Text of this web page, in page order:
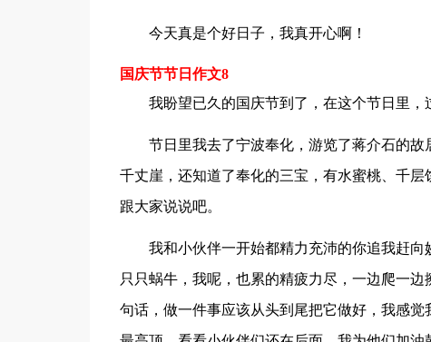
今天真是个好日子，我真开心啊！
国庆节节日作文8
我盼望已久的国庆节到了，在这个节日里，
节日里我去了宁波奉化，游览了蒋介石的
千丈崖，还知道了奉化的三宝，有水蜜桃、千
跟大家说说吧。
我和小伙伴一开始都精力充沛的你追我赶
只只蜗牛，我呢，也累的精疲力尽，一边爬一
句话，做一件事应该从头到尾把它做好，我感